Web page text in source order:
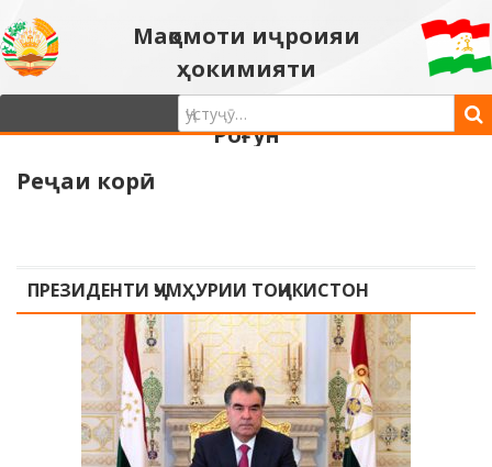
Мақомоти иҷроияи
ҳокимияти
давлатии шаҳри
Роғун
Реҷаи корӣ
ПРЕЗИДЕНТИ ҶУМҲУРИИ ТОҶИКИСТОН